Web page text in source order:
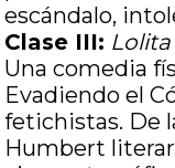
escándalo,
Clase III: Lolita
Una comedia
Evadiendo el
fetichistas. De
Humbert